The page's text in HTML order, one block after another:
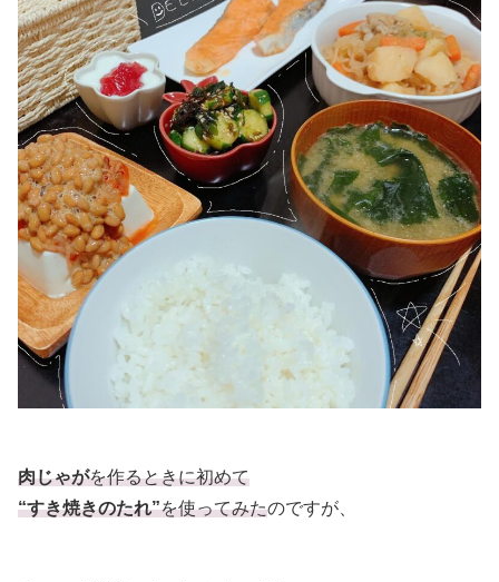
肉じゃがを作るときに初めて
“すき焼きのたれ”を使ってみたのですが、